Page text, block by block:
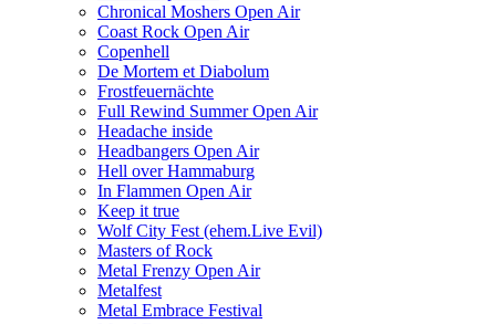
Chronical Moshers Open Air
Coast Rock Open Air
Copenhell
De Mortem et Diabolum
Frostfeuernächte
Full Rewind Summer Open Air
Headache inside
Headbangers Open Air
Hell over Hammaburg
In Flammen Open Air
Keep it true
Wolf City Fest (ehem.Live Evil)
Masters of Rock
Metal Frenzy Open Air
Metalfest
Metal Embrace Festival